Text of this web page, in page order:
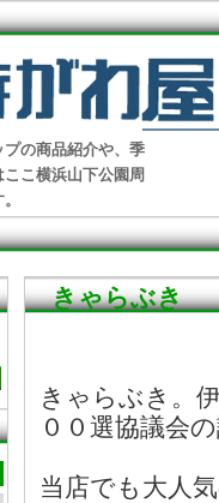
の商品紹介や、季
こ横浜山下公園周
きゃらぶき
きゃらぶき。
００選協議会
当店でも大人